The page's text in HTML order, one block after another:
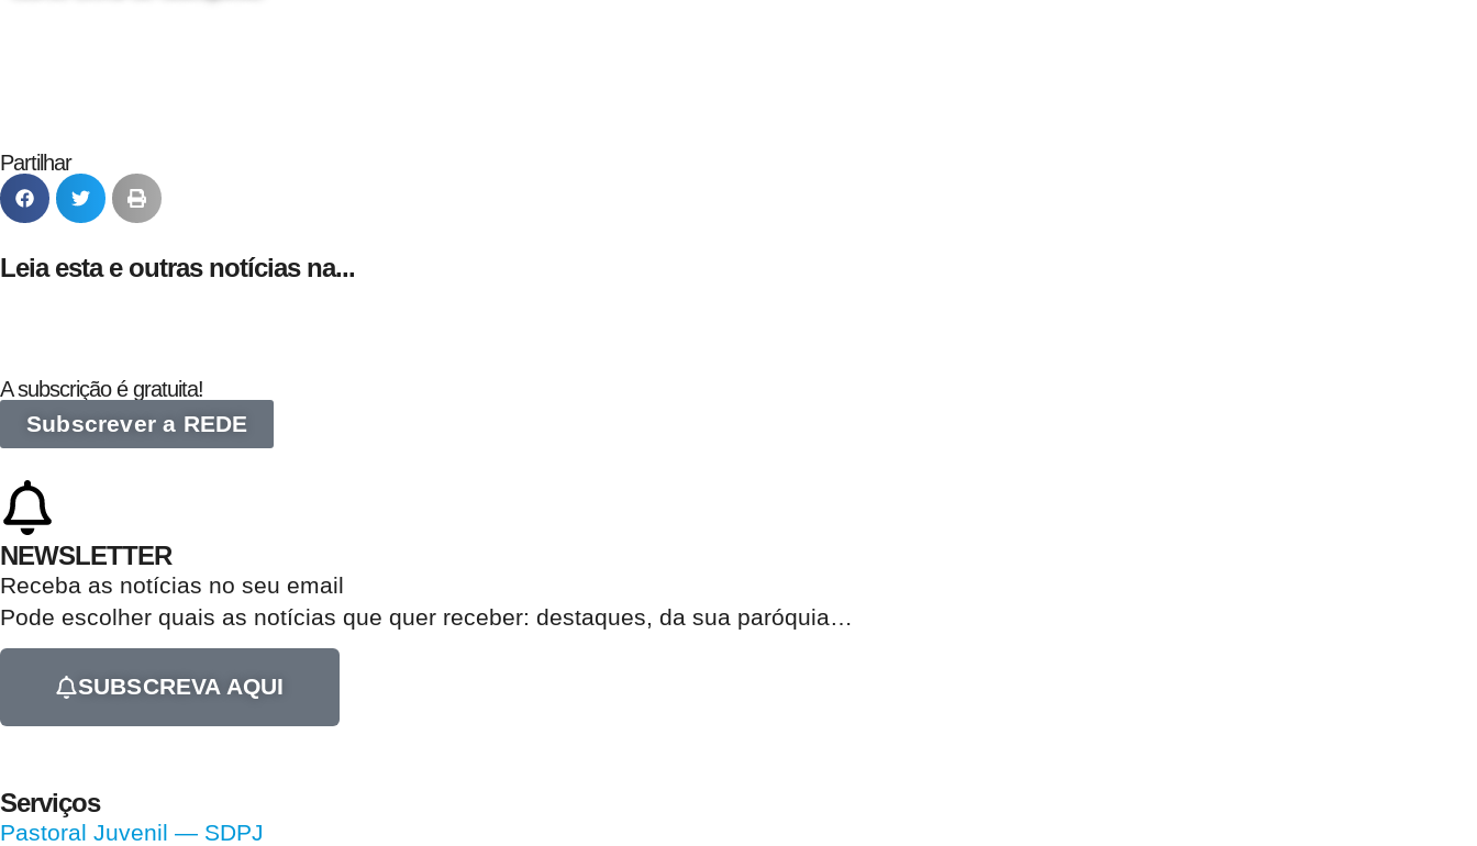
Partilhar
Leia esta e outras notícias na...
A subscrição é gratuita!
Subscrever a REDE
NEWSLETTER
Receba as notícias no seu email​
Pode escolher quais as notícias que quer receber: destaques, da sua paróquia
SUBSCREVA AQUI
Serviços
Pastoral Juvenil — SDPJ